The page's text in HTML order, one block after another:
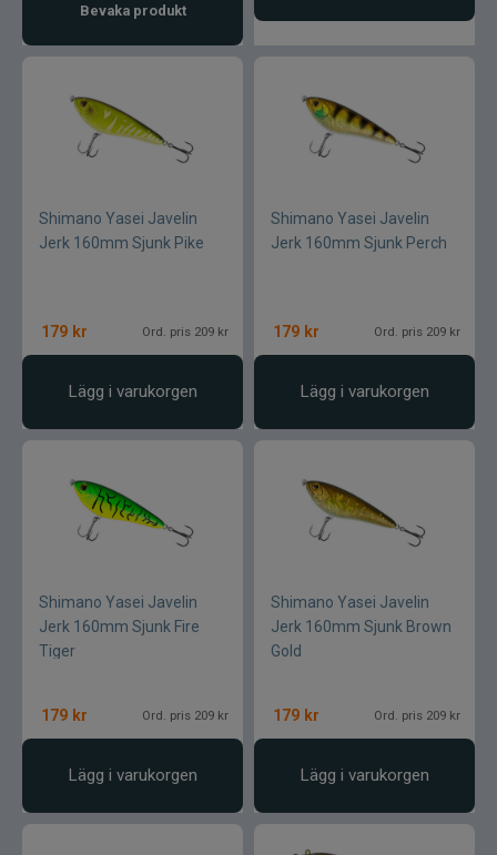
Bevaka produkt
Shimano Yasei Javelin
Jerk 160mm Sjunk Pike
179 kr Ord. pris 209 kr
Lägg i varukorgen
Shimano Yasei Javelin
Jerk 160mm Sjunk Perch
179 kr Ord. pris 209 kr
Lägg i varukorgen
Shimano Yasei Javelin
Jerk 160mm Sjunk Fire
Tiger
179 kr Ord. pris 209 kr
Lägg i varukorgen
Shimano Yasei Javelin
Jerk 160mm Sjunk Brown
Gold
179 kr Ord. pris 209 kr
Lägg i varukorgen